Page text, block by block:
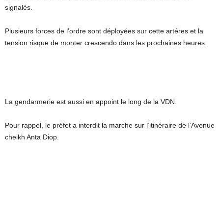
signalés.
Plusieurs forces de l’ordre sont déployées sur cette artéres et la
tension risque de monter crescendo dans les prochaines heures.
La gendarmerie est aussi en appoint le long de la VDN.
Pour rappel, le préfet a interdit la marche sur l’itinéraire de l’Avenue
cheikh Anta Diop.